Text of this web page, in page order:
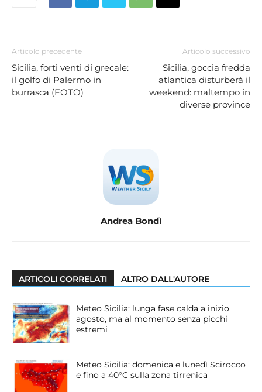
Articolo precedente
Sicilia, forti venti di grecale:
il golfo di Palermo in
burrasca (FOTO)
Articolo successivo
Sicilia, goccia fredda
atlantica disturberà il
weekend: maltempo in
diverse province
Andrea Bondì
ARTICOLI CORRELATI ALTRO DALL'AUTORE
Meteo Sicilia: lunga fase calda a inizio
agosto, ma al momento senza picchi
estremi
Meteo Sicilia: domenica e lunedì Scirocco
e fino a 40°C sulla zona tirrenica